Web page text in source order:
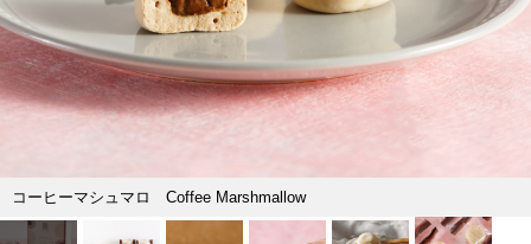
コーヒーマシュマロ Coffee Marshmallow